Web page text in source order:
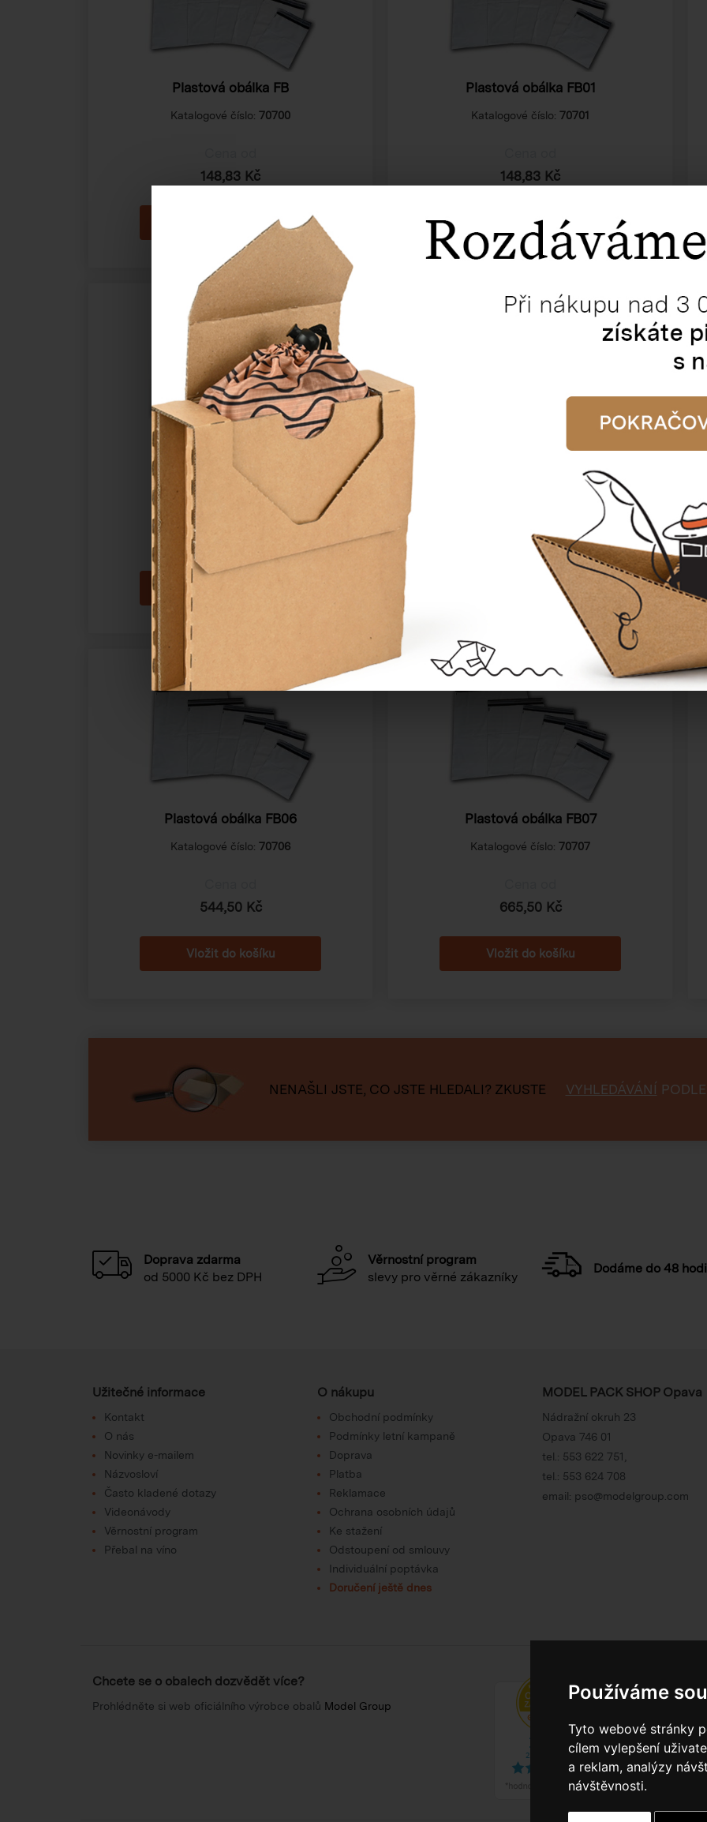
Používáme
Tyto webové stránky
cílem vylepšení
a reklam, analýzy
návštěvnosti.
Plastová obálka FB
Katalogové číslo: 70700
148,83 Kč
Plastová obálka FB01
Katalogové číslo: 70701
148,83 Kč
Plastová obálka FB03
Katalogové číslo:
Plastová obálka FB04
70704
350,90 Kč
Plastová obálka FB06
Katalogové číslo: 70706
544,50 Kč
Plastová obálka FB07
Katalogové číslo: 70707
665,50 Kč
NENAŠLI JSTE, CO JSTE HLEDALI? ZKUSTE VYHLEDÁVÁNÍ
Doprava zdarma
od 5000 Kč bez DPH
Věrnostní program
slevy pro věrné zákazníky
Dodáme do 48
Užitečné informace
Kontakt
O nás
Novinky e-mailem
Názvosloví
Často kladené dotazy
Videonávody
Věrnostní program
Přebal na víno
O nákupu
Obchodní podmínky
Podmínky letní kampaně
Doprava
Platba
Reklamace
Ochrana osobních údajů
Ke stažení
Odstoupení od smlouvy
Individuální poptávka
Doručení ještě dnes
MODEL PACK SHOP Opava
Nádražní okruh 23
Opava 746 01
tel.: 553 622 751
tel.: 553 624 708
email: pso@modelgroup.com
Chcete se o obalech dozvědět více?
Prohlédněte si web oficiálního výrobce obalů Model Group